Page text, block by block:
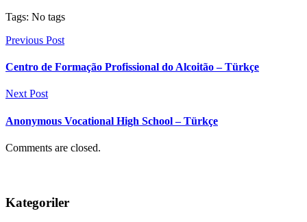
Tags: No tags
Previous Post
Centro de Formação Profissional do Alcoitão – Türkçe
Next Post
Anonymous Vocational High School – Türkçe
Comments are closed.
Kategoriler